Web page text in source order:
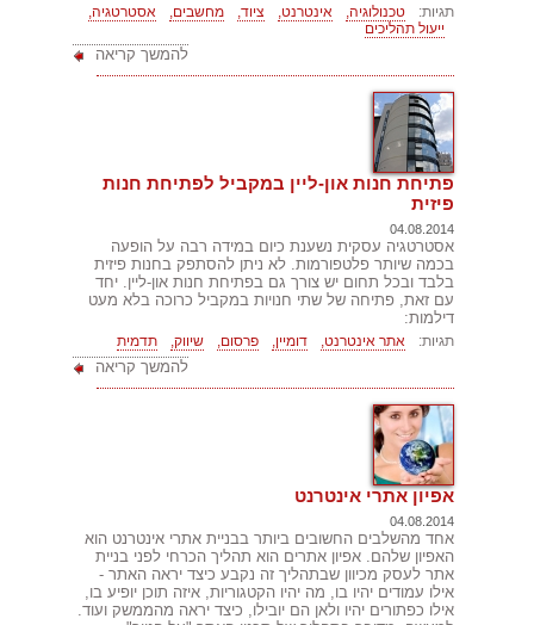
תגיות: טכנולוגיה, אינטרנט, ציוד, מחשבים,
אסטרטגיה,
ייעול תהליכים
להמשך קריאה
פתיחת חנות און-ליין במקביל לפתיחת חנות
פיזית
04.08.2014
אסטרטגיה עסקית נשענת כיום במידה רבה על הופעה
בכמה שיותר פלטפורמות. לא ניתן להסתפק בחנות פיזית
בלבד ובכל תחום יש צורך גם בפתיחת חנות און-ליין. יחד
עם זאת, פתיחה של שתי חנויות במקביל כרוכה בלא מעט
דילמות:
תגיות: אתר אינטרנט, דומיין, פרסום, שיווק, תדמית
להמשך קריאה
אפיון אתרי אינטרנט
04.08.2014
אחד מהשלבים החשובים ביותר בבניית אתרי אינטרנט הוא
האפיון שלהם. אפיון אתרים הוא תהליך הכרחי לפני בניית
אתר לעסק מכיוון שבתהליך זה נקבע כיצד יראה האתר -
אילו עמודים יהיו בו, מה יהיו הקטגוריות, איזה תוכן יופיע בו,
אילו כפתורים יהיו ולאן הם יובילו, כיצד יראה מהממשק ועוד.